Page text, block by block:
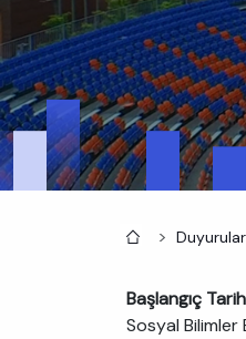
AnasayfaDuyurular
Başlangıç
Sosyal Bilimler